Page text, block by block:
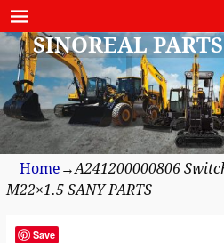
SINOREAL PARTS
Home →A241200000806
M22×1.5 SANY PARTS
Save